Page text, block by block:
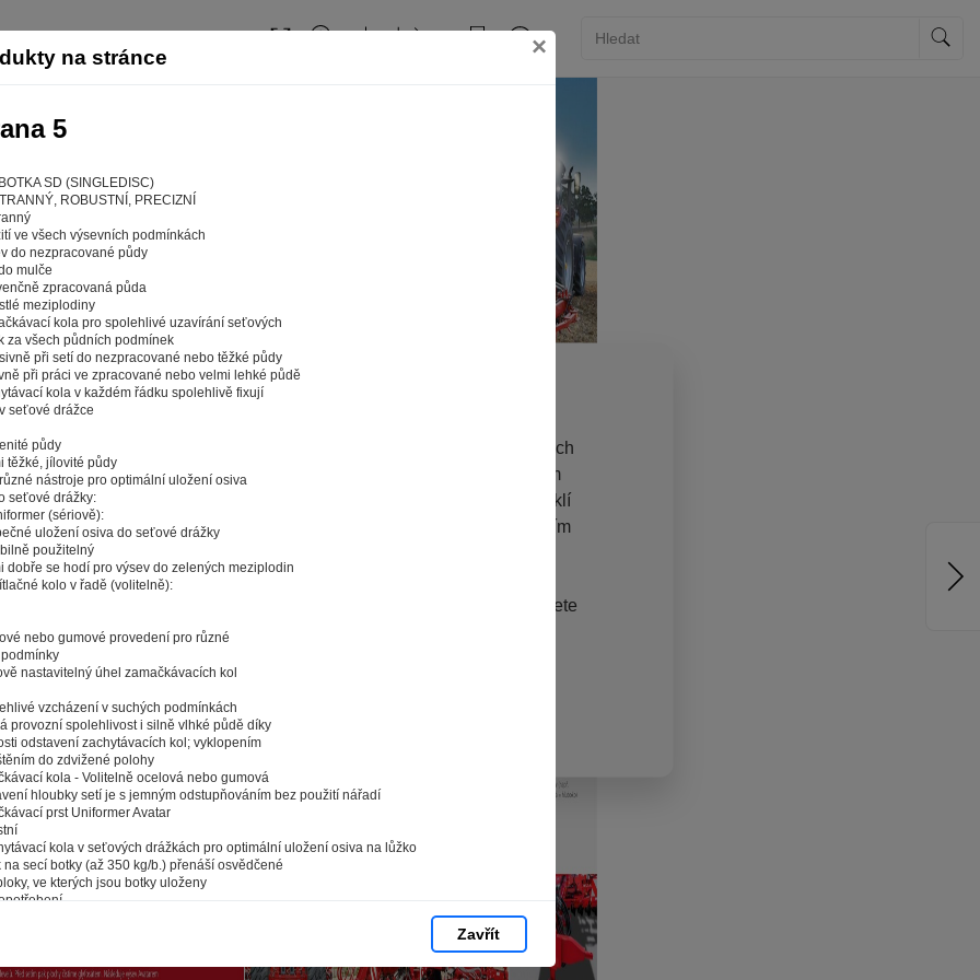
na stránce ×
5
SD (SINGLEDISC)
ROBUSTNÍ, PRECIZNÍ
ve všech výsevních podmínkách
do nezpracované půdy
mulče
zpracovaná půda
meziplodiny
kola pro spolehlivé uzavírání seťových
za všech půdních podmínek
při setí do nezpracované nebo těžké půdy
při práci ve zpracované nebo velmi lehké půdě
kola v každém řádku spolehlivě fixují
seťové drážce
půdy
těžké, jílovité půdy
nástroje pro optimální uložení osiva
seťové drážky:
(sériově):
uložení osiva do seťové drážky
použitelný
dobře se hodí pro výsev do zelených meziplodin
kolo v řadě (volitelně):
nebo gumové provedení pro různé
nastavitelný úhel zamačkávacích kol
vzcházení v suchých podmínkách
provozní spolehlivost i silně vlhké půdě díky
odstavení zachytávacích kol; vyklopením
do zdvižené polohy
kola - Volitelně ocelová nebo gumová
hloubky setí je s jemným odstupňováním bez použití nářadí
prst Uniformer Avatar
kola v seťových drážkách pro optimální uložení osiva na lůžko
na secí botky (až 350 kg/b.) přenáší osvědčené
ve kterých jsou botky uloženy
opotřebení
na secí botku lze měnit manuálně na stroji
Zavřít
web fungoval tak, jak ho znáte (souhlas s cookies)
tom, aby pro vás nakupování bylo co nejlepší zážitkem. Abyste na našich
našli to, co hledáte, ušetřili spoustu klikání a nezobrazovaly se vám
které vás nezajímají. Abyste web viděli v zobrazení na které jste zvyklí
pokaždé přihlašovat. Proto od vás potřebujeme souhlas se zpracováním
- malých souborů, které se dočasně ukládají ve vašem prohlížeči.
„V pořádku“ souhlasíte s nastavením cookies tak, abychom vám
a užitečné služby na základě vašich údajů. Svůj souhlas můžete
kdykoli změnit na stránce zpracování osobních údajů.